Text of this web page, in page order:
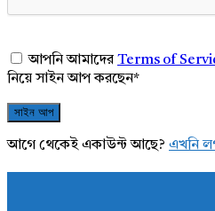
আপনি আমাদেরTerms of
নিয়ে সাইন আপ করছেন*
আগে থেকেই একাউন্ট আছে? এখনি